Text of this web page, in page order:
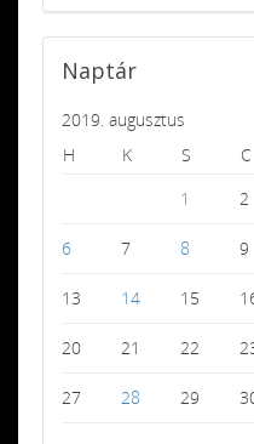
Naptár
2019. augusztus
H
K S C
1
2
6 7 8 9
13 14 15
20 21 22
27 28 29